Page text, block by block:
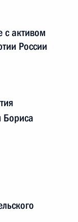
с активом
России
Бориса